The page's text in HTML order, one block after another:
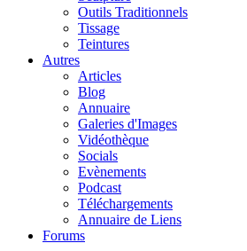
Outils Traditionnels
Tissage
Teintures
Autres
Articles
Blog
Annuaire
Galeries d'Images
Vidéothèque
Socials
Evènements
Podcast
Téléchargements
Annuaire de Liens
Forums